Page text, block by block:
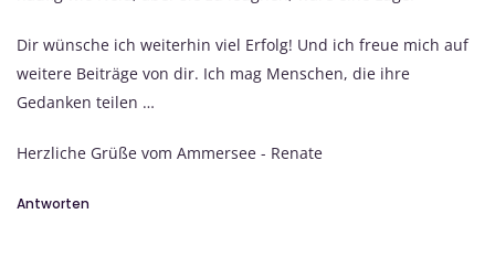
Dir wünsche ich weiterhin viel Erfolg! Und ich freue mich auf
weitere Beiträge von dir. Ich mag Menschen, die ihre
Gedanken teilen …
Herzliche Grüße vom Ammersee - Renate
Antworten